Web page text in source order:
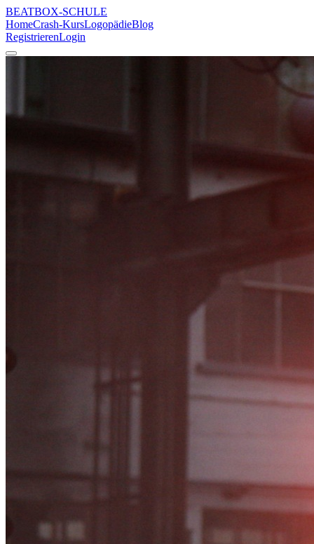
BEATBOX-SCHULE
HomeCrash-KursLogopädieBlog
RegistrierenLogin